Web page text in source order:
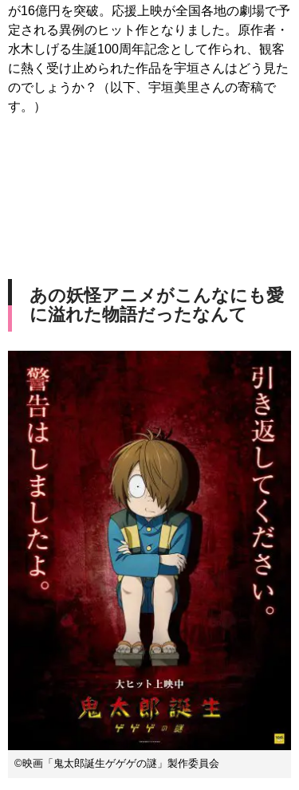
が16億円を突破。応援上映が全国各地の劇場で予
定される異例のヒット作となりました。原作者・
水木しげる生誕100周年記念として作られ、観客
に熱く受け止められた作品を宇垣さんはどう見た
のでしょうか？（以下、宇垣美里さんの寄稿で
す。）
あの妖怪アニメがこんなにも愛
に溢れた物語だったなんて
©映画「鬼太郎誕生ゲゲゲの謎」製作委員会